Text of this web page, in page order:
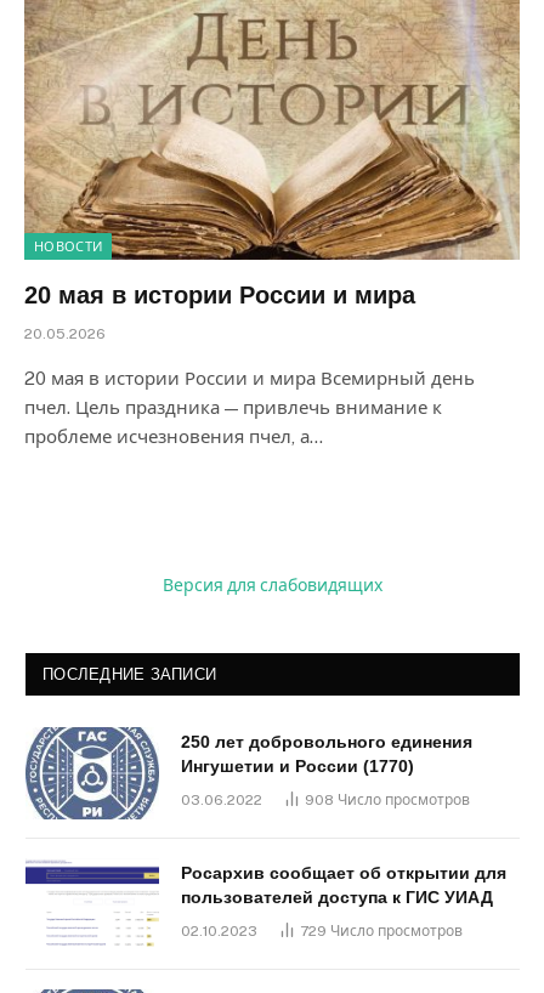
НОВОСТИ
20 мая в истории России и мира
20.05.2026
20 мая в истории России и мира Всемирный день
пчел. Цель праздника — привлечь внимание к
проблеме исчезновения пчел, а…
Версия для слабовидящих
ПОСЛЕДНИЕ ЗАПИСИ
250 лет добровольного единения
Ингушетии и России (1770)
03.06.2022 908 Число просмотров
Росархив сообщает об открытии для
пользователей доступа к ГИС УИАД
02.10.2023 729 Число просмотров